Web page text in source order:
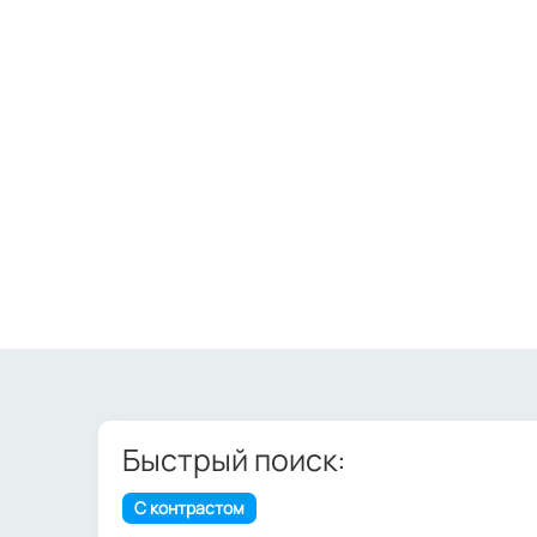
Быстрый поиск:
С контрастом